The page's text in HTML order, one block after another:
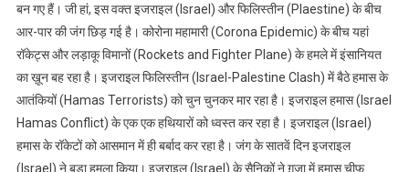
ये
बड़ी
जंग
है
बन गए हैं। जी हां, इस वक्त इजराइल (Israel) और फिलिस्तीन (Plaestine) के बीच
आर-पार की जंग छिड़ गई है। कोरोना महामारी (Corona Epidemic) के बीच यहां
रॉकेट्स और लड़ाकू विमानों (Rockets and Fighter Plane) के हमले में इंसानियत
का ख़ून बह रहा है। इजराइल फिलिस्तीन (Israel-Palestine Clash) में बैठे हमास के
आतंकियों (Hamas Terrorists) को चुन चुनकर मार रहा है। इजराइल हमास (Israel
Hamas Conflict) के एक एक हथियारों को ध्वस्त कर रहा है। इजराइल (Israel)
हमास के रॉकेटों को आसमान में ही बर्बाद कर रहा है। जंग के सातवें दिन इजराइल
(Israel) ने बड़ा हमला किया। इजराइल (Israel) के सैनिकों ने ग़ज़ा में हमास चीफ